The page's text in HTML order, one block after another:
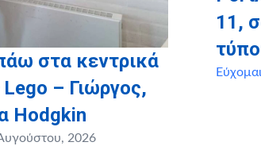
στα κεντρικά
– Γιώργος,
Hodgkin
2026
11,